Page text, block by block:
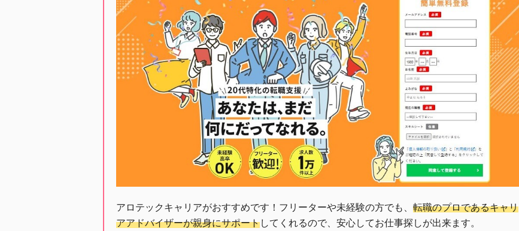
アロテックキャリアがおすすめです！フリーターや未経験の方でも、 転職のプロであるキャリ
アアドバイザーが親身にサポートしてくれるので、安心してお仕事探しが出来ます。